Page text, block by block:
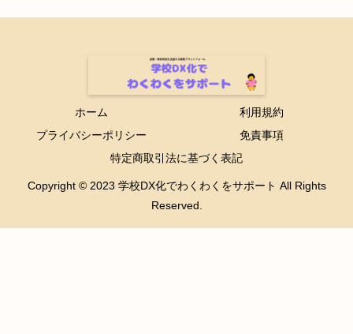
ホーム
利用規約
プライバシーポリシー
免責事項
特定商取引法に基づく表記
Copyright © 2023 学校DX化でわくわくをサポート All Rights
Reserved.